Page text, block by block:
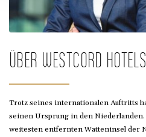
ÜBER WESTCORD HOTELS
Trotz seines internationalen Auftritts
seinen Ursprung in den Niederlanden.
weitesten entfernten Watteninsel der